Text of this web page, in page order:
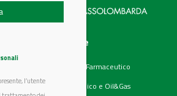
Categorie
Chimico e Farmaceutico
Petrolchimico e Oil&Gas
l’utente